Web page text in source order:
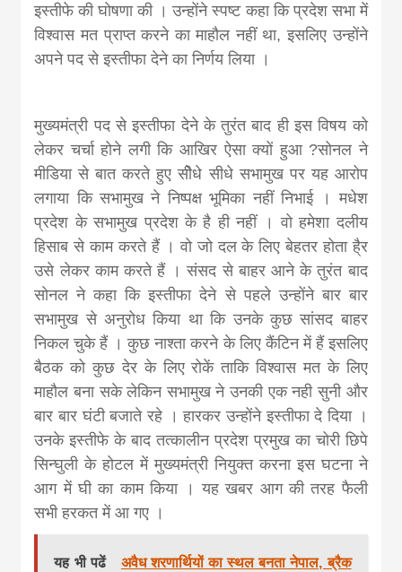
इस्तीफे की घोषणा की । उन्होंने स्पष्ट कहा कि प्रदेश सभा में
विश्वास मत प्राप्त करने का माहौल नहीं था, इसलिए उन्होंने
अपने पद से इस्तीफा देने का निर्णय लिया ।
मुख्यमंत्री पद से इस्तीफा देने के तुरंत बाद ही इस विषय को
लेकर चर्चा होने लगी कि आखिर ऐसा क्यों हुआ ?सोनल ने
मीडिया से बात करते हुए सीेधे सीधे सभामुख पर यह आरोप
लगाया कि सभामुख ने निष्पक्ष भूमिका नहीं निभाई । मधेश
प्रदेश के सभामुख प्रदेश के है ही नहीं । वो हमेशा दलीय
हिसाब से काम करते हैं । वो जो दल के लिए बेहतर होता है्र
उसे लेकर काम करते हैं । संसद से बाहर आने के तुरंत बाद
सोनल ने कहा कि इस्तीफा देने से पहले उन्होंने बार बार
सभामुख से अनुरोध किया था कि उनके कुछ सांसद बाहर
निकल चुके हैं । कुछ नाश्ता करने के लिए कैंटिन में हैं इसलिए
बैठक को कुछ देर के लिए रोकें ताकि विश्वास मत के लिए
माहौल बना सके लेकिन सभामुख ने उनकी एक नही सुनी और
बार बार घंटी बजाते रहे । हारकर उन्होंने इस्तीफा दे दिया ।
उनके इस्तीफे के बाद तत्कालीन प्रदेश प्रमुख का चोरी छिपे
सिन्घुली के होटल में मुख्यमंत्री नियुक्त करना इस घटना ने
आग में घी का काम किया । यह खबर आग की तरह फैली
सभी हरकत में आ गए ।
यह भी पढें
अवैध शरणार्थियों का स्थल बनता नेपाल, ब्रैक